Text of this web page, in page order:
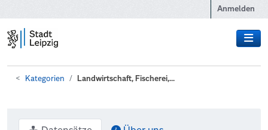
Anmelden
Kategorien Landwirtschaft, Fischerei,...